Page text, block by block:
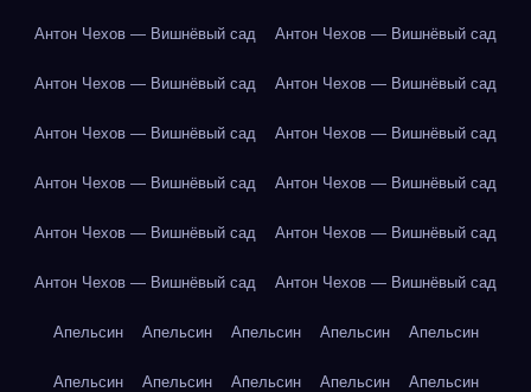
Антон Чехов — Вишнёвый сад Антон Чехов — Вишнёвый сад
Антон Чехов — Вишнёвый сад Антон Чехов — Вишнёвый сад
Антон Чехов — Вишнёвый сад Антон Чехов — Вишнёвый сад
Антон Чехов — Вишнёвый сад Антон Чехов — Вишнёвый сад
Антон Чехов — Вишнёвый сад Антон Чехов — Вишнёвый сад
Антон Чехов — Вишнёвый сад Антон Чехов — Вишнёвый сад
Апельсин Апельсин Апельсин Апельсин Апельсин
Апельсин Апельсин Апельсин Апельсин Апельсин